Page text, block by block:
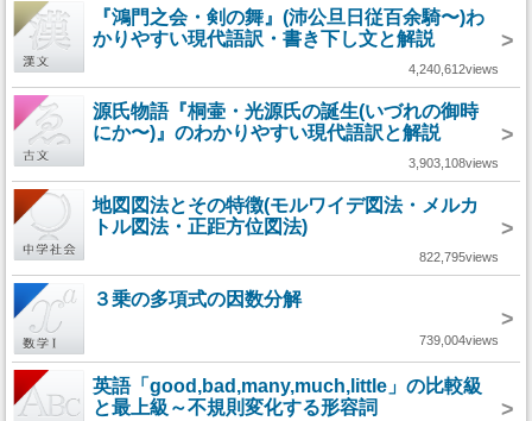
『鴻門之会・剣の舞』(沛公旦日従百余騎〜)わ
かりやすい現代語訳・書き下し文と解説
>
4,240,612views
源氏物語『桐壷・光源氏の誕生(いづれの御時
にか〜)』のわかりやすい現代語訳と解説
>
3,903,108views
地図図法とその特徴(モルワイデ図法・メルカ
トル図法・正距方位図法)
>
822,795views
３乗の多項式の因数分解
>
739,004views
英語「good,bad,many,much,little」の比較級
と最上級～不規則変化する形容詞
>